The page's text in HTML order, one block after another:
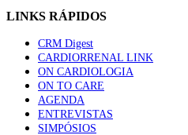
88 visualizações
Trodelvy aprovado
mama triplo negativo
elegíveis para
61 visualizações
LINKS RÁPIDOS
CRM Digest
CARDIORRENAL LINK
ON CARDIOLOGIA
ON TO CARE
AGENDA
ENTREVISTAS
SIMPÓSIOS